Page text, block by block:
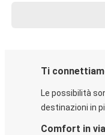
Ti
Le possibilità
destinazioni in
Comfort in